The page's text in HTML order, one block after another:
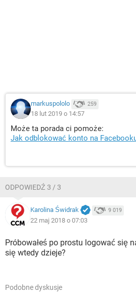
markuspololo 259
18 lut 2019 o 14:57
Może ta porada ci pomoże:
Jak odblokować konto na
ODPOWIEDŹ 3 / 3
Karolina Świdrak 9 019
22 maj 2018 o 07:03
Próbowałeś po prostu logować się
się wtedy dzieje?
Podobne dyskusje